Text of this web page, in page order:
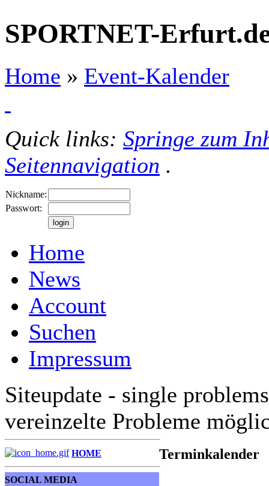
SPORTNET-
Home » Event-Kalender
Quick links: Springe zum
Seitennavigation .
Nickname:
Passwort:
Home
News
Account
Suchen
Impressum
Siteupdate - single
vereinzelte Probleme
HOME
SOCIAL MEDIA
Terminkalender